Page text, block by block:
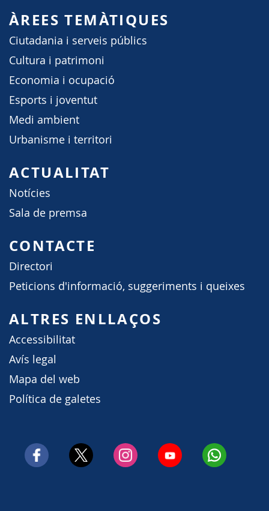
ÀREES TEMÀTIQUES
Ciutadania i serveis públics
Cultura i patrimoni
Economia i ocupació
Esports i joventut
Medi ambient
Urbanisme i territori
ACTUALITAT
Notícies
Sala de premsa
CONTACTE
Directori
Peticions d'informació, suggeriments i queixes
ALTRES ENLLAÇOS
Accessibilitat
Avís legal
Mapa del web
Política de galetes